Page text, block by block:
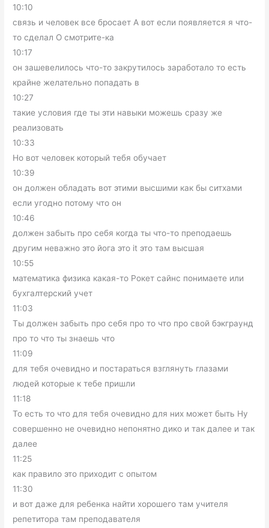
10:10
связь и человек все бросает А вот если появляется я что-
то сделал О смотрите-ка
10:17
он зашевелилось что-то закрутилось заработало то есть
крайне желательно попадать в
10:27
такие условия где ты эти навыки можешь сразу же
реализовать
10:33
Но вот человек который тебя обучает
10:39
он должен обладать вот этими высшими как бы ситхами
если угодно потому что он
10:46
должен забыть про себя когда ты что-то преподаешь
другим неважно это йога это it это там высшая
10:55
математика физика какая-то Рокет сайнс понимаете или
бухгалтерский учет
11:03
Ты должен забыть про себя про то что про свой бэкграунд
про то что ты знаешь что
11:09
для тебя очевидно и постараться взглянуть глазами
людей которые к тебе пришли
11:18
То есть то что для тебя очевидно для них может быть Ну
совершенно не очевидно непонятно дико и так далее и так
далее
11:25
как правило это приходит с опытом
11:30
и вот даже для ребенка найти хорошего там учителя
репетитора там преподавателя